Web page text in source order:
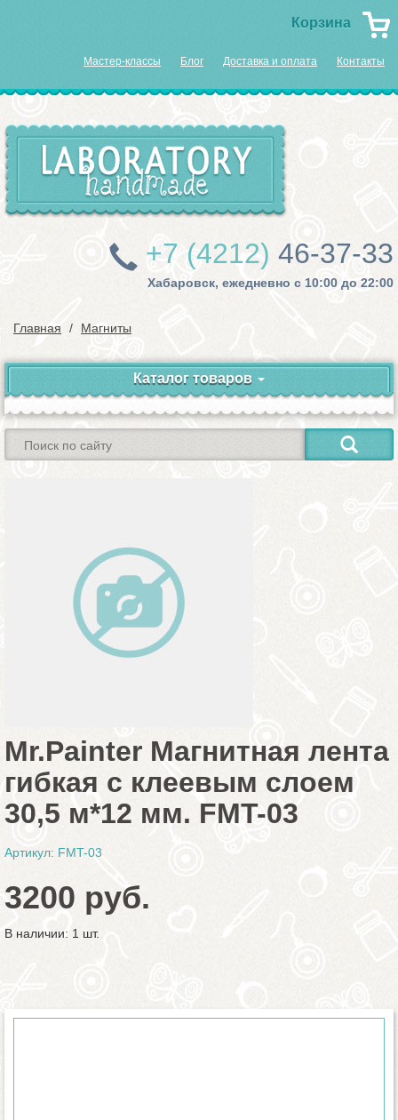
Корзина
Мастер-классы Блог Доставка и оплата Контакты
+7 (4212) 46-37-33
Хабаровск, ежедневно с 10:00 до 22:00
Главная Магниты
Каталог товаров
Mr.Painter Магнитная лента
гибкая с клеевым слоем
30,5 м*12 мм. FMT-03
Артикул: FMT-03
3200 руб.
В наличии: 1 шт.